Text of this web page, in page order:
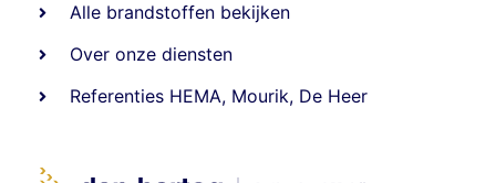
Alle brandstoffen bekijken
Over onze diensten
Referenties HEMA, Mourik, De Heer